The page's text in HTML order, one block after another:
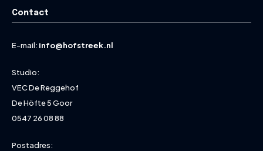
Contact
E-mail: info@hofstreek.nl
Studio:
VEC De Reggehof
De Höfte 5 Goor
0547 26 08 88
Postadres: